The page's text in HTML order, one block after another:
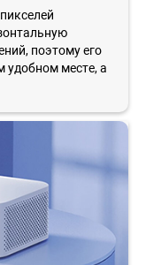
поэтому его
удобном месте, а